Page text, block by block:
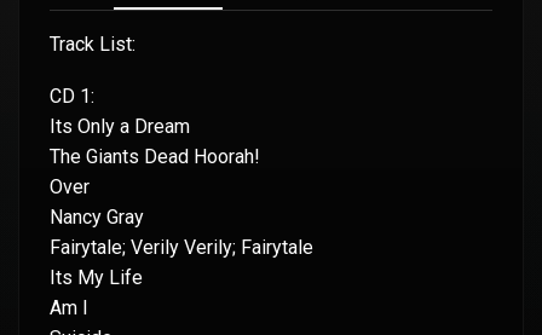
Track List:
CD 1:
Its Only a Dream
The Giants Dead Hoorah!
Over
Nancy Gray
Fairytale; Verily Verily; Fairytale
Its My Life
Am I